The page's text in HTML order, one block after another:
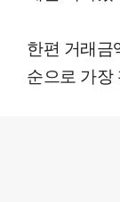
한편 거래금
순으로 가장